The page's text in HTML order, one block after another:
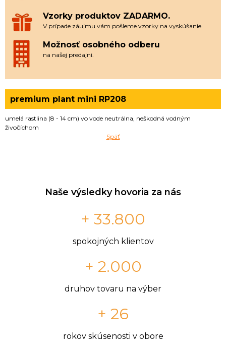
Vzorky produktov ZADARMO.
V prípade záujmu vám pošleme vzorky na vyskúšanie.
Možnosť osobného odberu
na našej predajni.
premium plant mini RP208
umelá rastlina (8 - 14 cm) vo vode neutrálna, neškodná vodným
živočíchom
Späť
Naše výsledky hovoria za nás
+ 33.800
spokojných klientov
+ 2.000
druhov tovaru na výber
+ 26
rokov skúsenosti v obore